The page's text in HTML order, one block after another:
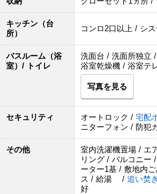
キッチン（台
所）
コンロ2口以上 / シ
バスルーム（浴
室）/ トイレ
洗面台 / 洗面所独立
浴室乾燥機 / 浴室テ
写真を見る
セキュリティ オートロック / 宅配
ニターフォン / 防犯
その他
室内洗濯機置場 / エ
リング / バルコニー
ーター1基 / 敷地内
ス / 給湯 / 追い焚
好